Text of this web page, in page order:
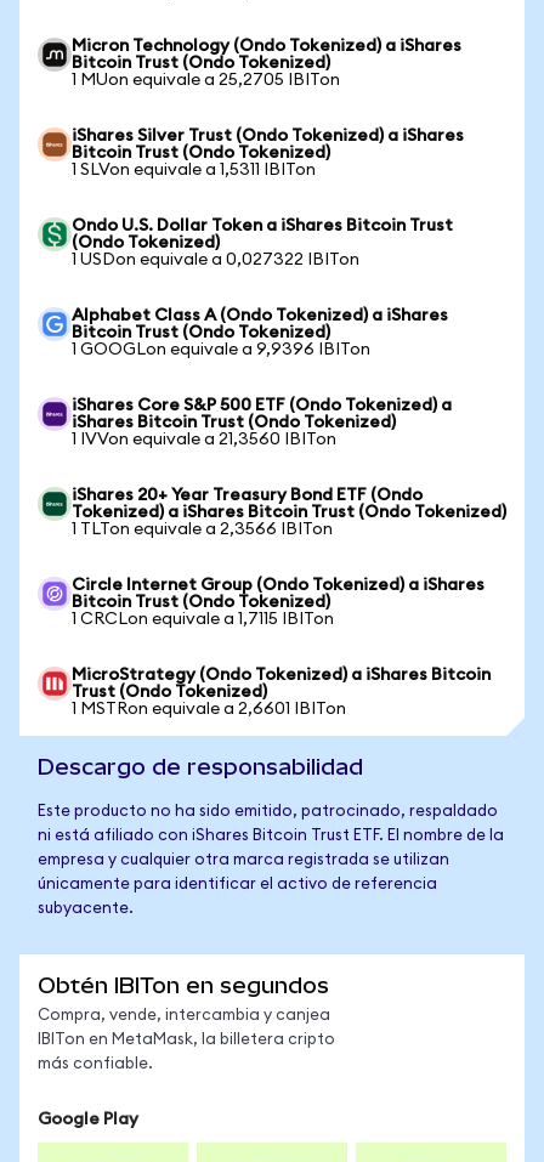
Micron Technology (Ondo Tokenized) a iShares
Bitcoin Trust (Ondo Tokenized)
1 MUon equivale a 25,2705 IBITon
iShares Silver Trust (Ondo Tokenized) a iShares
Bitcoin Trust (Ondo Tokenized)
1 SLVon equivale a 1,5311 IBITon
Ondo U.S. Dollar Token a iShares Bitcoin Trust
(Ondo Tokenized)
1 USDon equivale a 0,027322 IBITon
Alphabet Class A (Ondo Tokenized) a iShares
Bitcoin Trust (Ondo Tokenized)
1 GOOGLon equivale a 9,9396 IBITon
iShares Core S&P 500 ETF (Ondo Tokenized) a
iShares Bitcoin Trust (Ondo Tokenized)
1 IVVon equivale a 21,3560 IBITon
iShares 20+ Year Treasury Bond ETF (Ondo
Tokenized) a iShares Bitcoin Trust (Ondo Tokenized)
1 TLTon equivale a 2,3566 IBITon
Circle Internet Group (Ondo Tokenized) a iShares
Bitcoin Trust (Ondo Tokenized)
1 CRCLon equivale a 1,7115 IBITon
MicroStrategy (Ondo Tokenized) a iShares Bitcoin
Trust (Ondo Tokenized)
1 MSTRon equivale a 2,6601 IBITon
Descargo de responsabilidad
Este producto no ha sido emitido, patrocinado, respaldado
ni está afiliado con iShares Bitcoin Trust ETF. El nombre de la
empresa y cualquier otra marca registrada se utilizan
únicamente para identificar el activo de referencia
subyacente.
Obtén IBITon en segundos
Compra, vende, intercambia y canjea
IBITon en MetaMask, la billetera cripto
más confiable.
Google Play